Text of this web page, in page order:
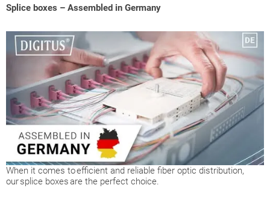
Splice boxes – Assembled in Germany
When it comes to efficient and reliable fiber optic distribution,
our splice boxes are the perfect choice.